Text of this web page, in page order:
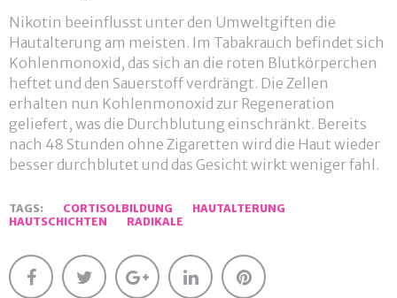
FacebookTwitterGoogle+LinkedInPinterest
Nikotin beeinflusst unter den Umweltgiften die
Hautalterung am meisten. Im Tabakrauch befindet sich
Kohlenmonoxid, das sich an die roten Blutkörperchen
heftet und den Sauerstoff verdrängt. Die Zellen
erhalten nun Kohlenmonoxid zur Regeneration
geliefert, was die Durchblutung einschränkt. Bereits
nach 48 Stunden ohne Zigaretten wird die Haut wieder
besser durchblutet und das Gesicht wirkt weniger fahl.
TAGS: CORTISOLBILDUNG
HAUTALTERUNG
HAUTSCHICHTEN
RADIKALE